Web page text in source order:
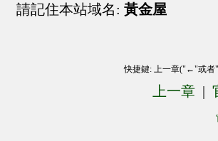
請記住本站域名: 黃金屋
快捷鍵: 上一章("←"或
上一章 |